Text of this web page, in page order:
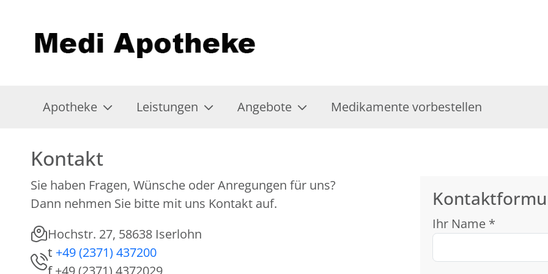
Apotheke Leistungen Angebote Medikamente vorbestellen
Kontakt
Sie haben Fragen, Wünsche oder Anregungen für uns?
Dann nehmen Sie bitte mit uns Kontakt auf.
Hochstr. 27, 58638 Iserlohn
t +49 (2371) 437200
f+49 (2371) 4372029
Ihr Name *